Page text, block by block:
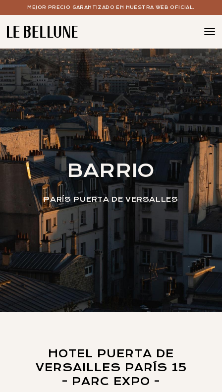
MEJOR PRECIO GARANTIZADO EN NUESTRA WEB OFICIAL.
BOUTIQUE HOTEL PARIS 15
LAS HABITACIONES
EL SPA CON PISCINA
EL BAR DE CÓCTELES Y VINOS
SUS EVENTOS
LAS OFERTAS
EL CONCEPTO
LA GALERÍA
EL BARRIO
PARÍS RIVE GAUCHE
CONTÁCTENOS
RESERVAR
BARRIO
PARÍS PUERTA DE VERSALLES
HOTEL PUERTA DE
VERSAILLES PARÍS 15
- PARC EXPO -